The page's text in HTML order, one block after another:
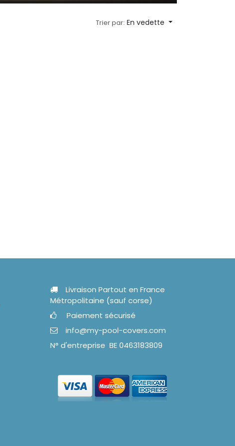
Trier par: En vedette
Livraison Partout en France
Métropolitaine (sauf corse)
Paiement sécurisé
info@my-pool-covers.com
N° d'entreprise BE 0463183809